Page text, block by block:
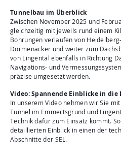
Tunnelbau im Überblick
Zwischen November 2025 und
gleichzeitig mit jeweils rund einem
Bohrungen verlaufen von
Dormenacker und weiter zum
von Lingental ebenfalls in Richtung
Navigations- und
präzise umgesetzt werden.
Video: Spannende Einblicke in die
In unserem Video nehmen wir Sie
Tunnel im Emmertsgrund und
Technik dafür zum Einsatz kommt.
detaillierten Einblick in einen der
Abschnitte der SEL.